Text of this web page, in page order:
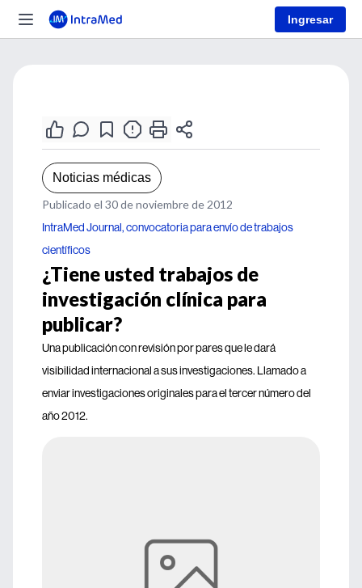
Ingresar
Noticias médicas
Publicado el 30 de noviembre de 2012
IntraMed Journal, convocatoria para envío de trabajos
científicos
¿Tiene usted trabajos de
investigación clínica para
publicar?
Una publicación con revisión por pares que le dará
visibilidad internacional a sus investigaciones. Llamado a
enviar investigaciones originales para el tercer número del
año 2012.